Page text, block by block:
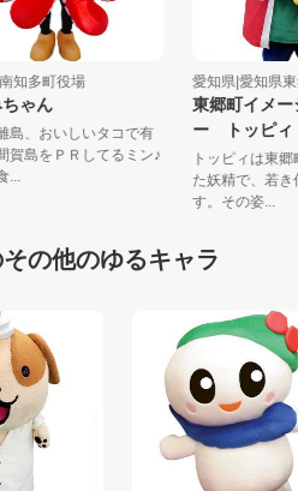
県|南知多町役場
みちゃん
の離島、おいしいタコで有
日間賀島をＰＲしてるミン♪
は食...
愛知県|愛知
東郷町イ
ー トッ
トッピィは
た妖精で、
す。その姿...
の他のゆるキャラ